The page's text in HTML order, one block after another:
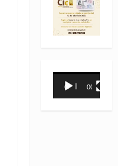
Reproductor
00:00 00:31